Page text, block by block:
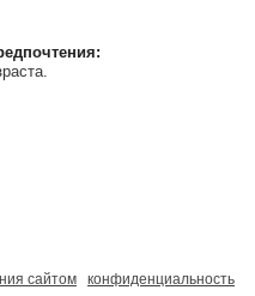
сайтом конфиденциальность